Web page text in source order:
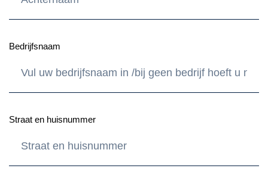
Bedrijfsnaam
Straat en huisnummer